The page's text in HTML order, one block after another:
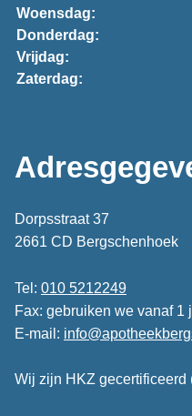
Woensdag:
Donderdag:
Vrijdag:
Zaterdag:
Dorpsstraat 37
2661 CD Bergschenhoek
Tel: 010 5212249
Fax: gebruiken we vanaf 1
E-mail:
Wij zijn HKZ gecertificeerd